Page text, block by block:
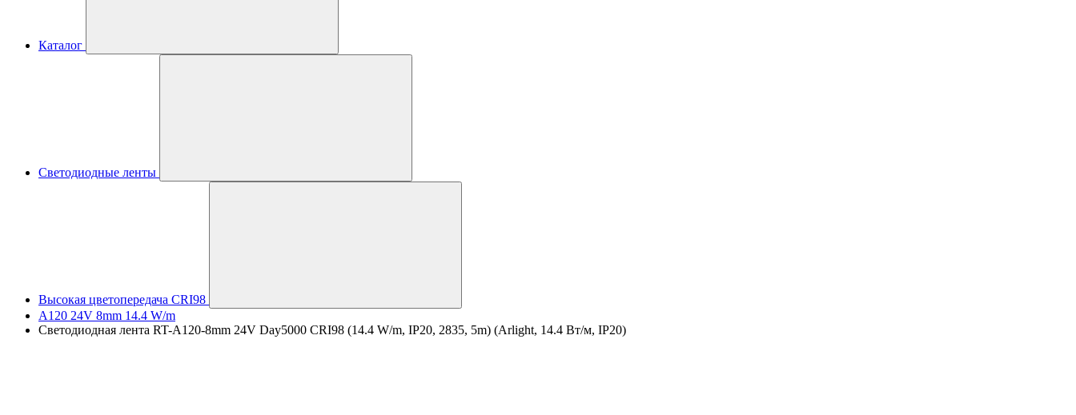
Каталог
Светодиодные ленты
Высокая цветопередача CRI98
A120 24V 8mm 14.4 W/m
Светодиодная лента RT-A120-8mm 24V Day5000 CRI98 (14.4 W/m, IP20, 2835, 5m) (Arlight, 14.4 Вт/м, IP20)